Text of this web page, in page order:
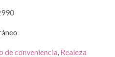
de conveniencia, Realeza